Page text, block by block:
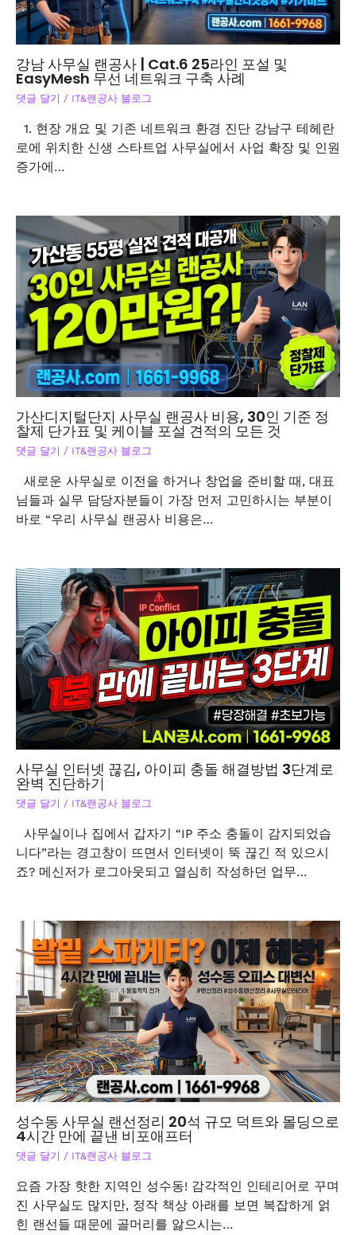
강남 사무실 랜공사 | Cat.6 25라인 포설 및
EasyMesh 무선 네트워크 구축 사례
댓글 달기 / IT&랜공사 블로그
1. 현장 개요 및 기존 네트워크 환경 진단 강남구 테헤란
로에 위치한 신생 스타트업 사무실에서 사업 확장 및 인원
증가에…
가산디지털단지 사무실 랜공사 비용, 30인 기준 정
찰제 단가표 및 케이블 포설 견적의 모든 것
댓글 달기 / IT&랜공사 블로그
새로운 사무실로 이전을 하거나 창업을 준비할 때, 대표
님들과 실무 담당자분들이 가장 먼저 고민하시는 부분이
바로 “우리 사무실 랜공사 비용은…
사무실 인터넷 끊김, 아이피 충돌 해결방법 3단계로
완벽 진단하기
댓글 달기 / IT&랜공사 블로그
사무실이나 집에서 갑자기 “IP 주소 충돌이 감지되었습
니다”라는 경고창이 뜨면서 인터넷이 뚝 끊긴 적 있으시
죠? 메신저가 로그아웃되고 열심히 작성하던 업무…
성수동 사무실 랜선정리 20석 규모 덕트와 몰딩으로
4시간 만에 끝낸 비포애프터
댓글 달기 / IT&랜공사 블로그
요즘 가장 핫한 지역인 성수동! 감각적인 인테리어로 꾸며
진 사무실도 많지만, 정작 책상 아래를 보면 복잡하게 얽
힌 랜선들 때문에 골머리를 앓으시는…